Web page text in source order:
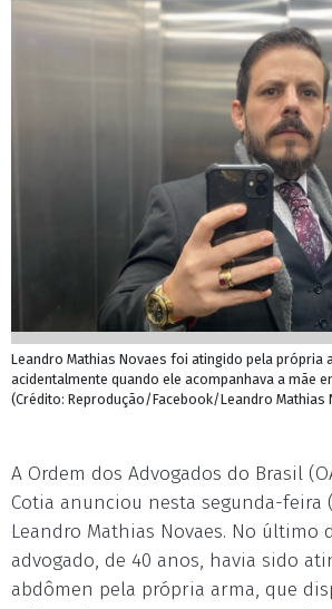
Leandro Mathias Novaes foi atingido pela própria
acidentalmente quando ele acompanhava a mãe
(Crédito: Reprodução/Facebook/Leandro Mathias
A Ordem dos Advogados do Brasil
Cotia anunciou nesta segunda-feira
Leandro Mathias Novaes. No último
advogado, de 40 anos, havia sido
abdômen pela própria arma, que